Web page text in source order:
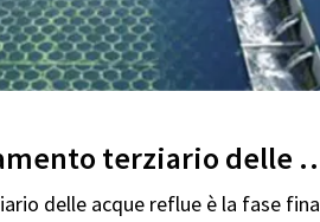
Cos'è il trattamento
delle acque reflue è la fase